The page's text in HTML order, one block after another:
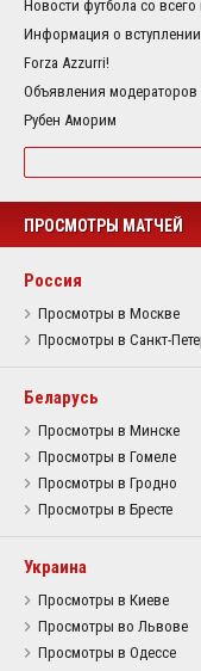
Новости футбола со всего
Информация о
Forza Azzurri!
Объявления модераторов
Рубен Аморим
ПРОСМОТРЫ МАТЧЕЙ
Россия
Просмотры в Москве
Просмотры в Санкт-
Беларусь
Просмотры в Минске
Просмотры в Гомеле
Просмотры в Гродно
Просмотры в Бресте
Украина
Просмотры в Киеве
Просмотры во Львове
Просмотры в Одессе